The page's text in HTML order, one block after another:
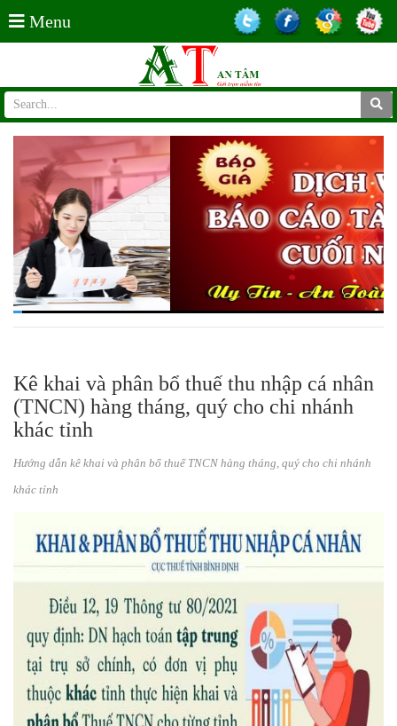
Menu
Kê khai và phân bổ thuế thu nhập cá nhân
(TNCN) hàng tháng, quý cho chi nhánh
khác tỉnh
Hướng dẫn kê khai và phân bổ thuế TNCN hàng tháng, quý cho chi nhánh
khác tỉnh